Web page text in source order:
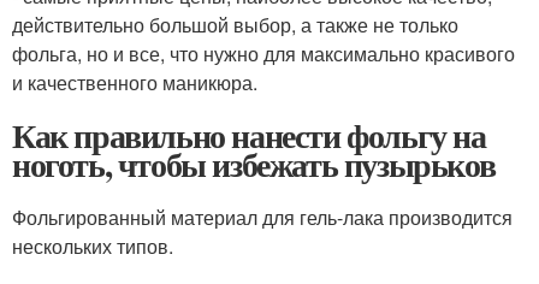
действительно большой выбор, а также не только
фольга, но и все, что нужно для максимально красивого
и качественного маникюра.
Как правильно нанести фольгу на
ноготь, чтобы избежать пузырьков
Фольгированный материал для гель-лака производится
нескольких типов.